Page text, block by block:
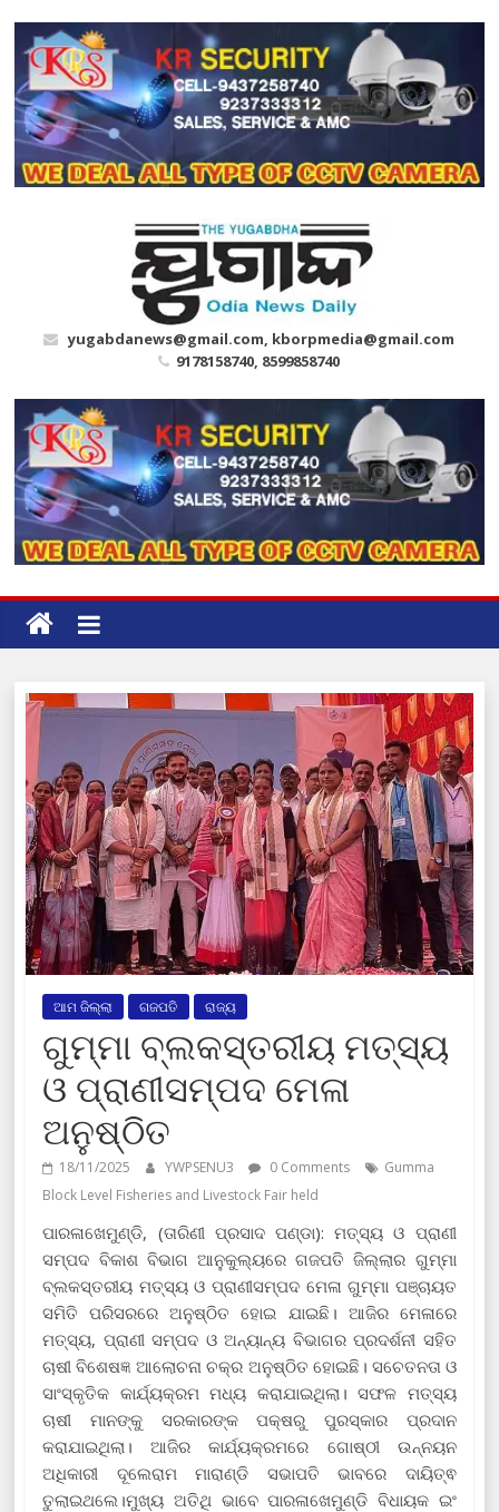
content
yugabdanews@gmail.com, kborpmedia@gmail.com
9178158740, 8599858740
ଆମ ଜିଲ୍ଲା ଗଜପତି ରାଜ୍ୟ
ଗୁମ୍ମା ବ୍ଲକସ୍ତରୀୟ ମତ୍ସ୍ୟ
ଓ ପ୍ରାଣୀସମ୍ପଦ ମେଳା
ଅନୁଷ୍ଠିତ
18/11/2025 YWPSENU3 0 Comments
Gumma
Block Level Fisheries and Livestock Fair held
ପାରଳାଖେମୁଣ୍ଡି, (ତାରିଣୀ ପ୍ରସାଦ ପଣ୍ଡା): ମତ୍ସ୍ୟ ଓ ପ୍ରାଣୀ
ସମ୍ପଦ ବିକାଶ ବିଭାଗ ଆନୁକୁଲ୍ୟରେ ଗଜପତି ଜିଲ୍ଲାର ଗୁମ୍ମା
ବ୍ଲକସ୍ତରୀୟ ମତ୍ସ୍ୟ ଓ ପ୍ରାଣୀସମ୍ପଦ ମେଳା ଗୁମ୍ମା ପଞ୍ଚାୟତ
ସମିତି ପରିସରରେ ଅନୁଷ୍ଠିତ ହୋଇ ଯାଇଛି। ଆଜିର ମେଳାରେ
ମତ୍ସ୍ୟ, ପ୍ରାଣୀ ସମ୍ପଦ ଓ ଅନ୍ୟାନ୍ୟ ବିଭାଗର ପ୍ରଦର୍ଶନୀ ସହିତ
ଚାଷୀ ବିଶେଷଜ୍ଞ ଆଲୋଚନା ଚକ୍ର ଅନୁଷ୍ଠିତ ହୋଇଛି। ସଚେତନତା ଓ
ସାଂସ୍କୃତିକ କାର୍ଯ୍ୟକ୍ରମ ମଧ୍ୟ କରାଯାଇଥିଲା। ସଫଳ ମତ୍ସ୍ୟ
ଚାଷୀ ମାନଙ୍କୁ ସରକାରଙ୍କ ପକ୍ଷରୁ ପୁରସ୍କାର ପ୍ରଦାନ
କରାଯାଇଥିଲା। ଆଜିର କାର୍ଯ୍ୟକ୍ରମରେ ଗୋଷ୍ଠୀ ଉନ୍ନୟନ
ଅଧିକାରୀ ଦୂଲେରାମ ମାରାଣ୍ଡି ସଭାପତି ଭାବରେ ଦାୟିତ୍ଵ
ତୁଲାଇଥଲେ।ମୁଖ୍ୟ ଅତିଥି ଭାବେ ପାରଳାଖେମୁଣ୍ଡି ବିଧାୟକ ଇଂ